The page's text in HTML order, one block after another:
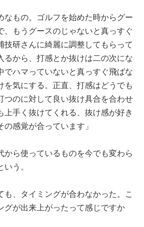
なもの。ゴルフを始めた時からグー
、もうグースのじゃないと真っすぐ
技研さんに綺麗に調整してもらって
るから、打感とか抜けは二の次にな
でハマっていないと真っすぐ飛ばな
を気にする。正直、打感はどうでも
つのに対して良い抜け具合を合わせ
上手く抜けてくれる、抜け感が好き
の感覚が合っています」
から使っているものを今でも変わら
う。
も、タイミングが合わなかった。こ
グが出来上がったって感じですか